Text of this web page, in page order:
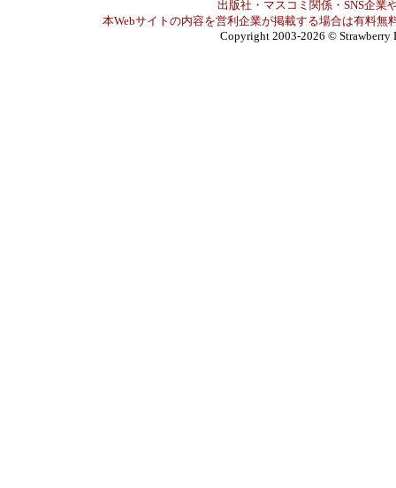
出版社・マスコミ関係・SNS企業
本Webサイトの内容を営利企業が掲載する場合は有料無
Copyright 2003-2026 © Strawberry